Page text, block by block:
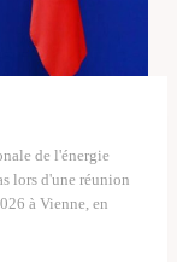
de l'énergie
lors d'une réunion
à Vienne, en